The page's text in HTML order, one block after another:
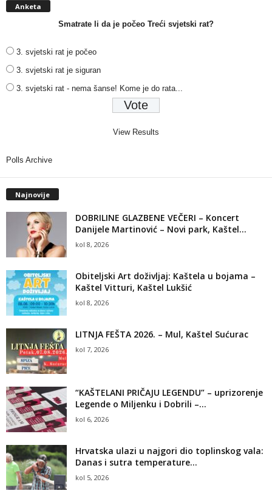
Anketa
Smatrate li da je počeo Treći svjetski rat?
3. svjetski rat je počeo
3. svjetski rat je siguran
3. svjetski rat - nema šanse! Kome je do rata...
View Results
Polls Archive
Najnovije
DOBRILINE GLAZBENE VEČERI – Koncert
Danijele Martinović – Novi park, Kaštel...
kol 8, 2026
Obiteljski Art doživljaj: Kaštela u bojama –
Kaštel Vitturi, Kaštel Lukšić
kol 8, 2026
LITNJA FEŠTA 2026. – Mul, Kaštel Sućurac
kol 7, 2026
“KAŠTELANI PRIČAJU LEGENDU” – uprizorenje
Legende o Miljenku i Dobrili –...
kol 6, 2026
Hrvatska ulazi u najgori dio toplinskog vala:
Danas i sutra temperature...
kol 5, 2026